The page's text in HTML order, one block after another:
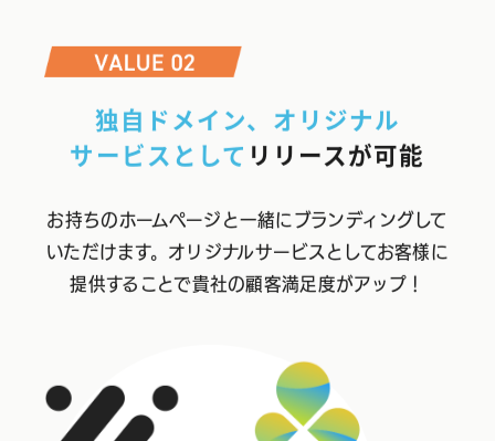
独自ドメイン、オリジナル
サービスとして リリースが可能
お持ちのホームページと一緒にブランディングして
いただけます。オリジナルサービスとしてお客様に
提供することで貴社の顧客満足度がアップ！